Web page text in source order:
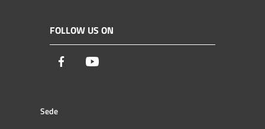
FOLLOW US ON
Facebook
Sede